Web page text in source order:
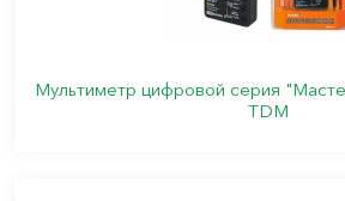
Мультиметр цифровой серия
TDM